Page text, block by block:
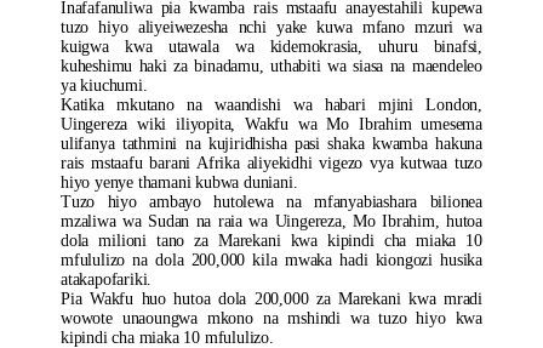
Inafafanuliwa pia kwamba rais mstaafu anayestahili kupewa
tuzo hiyo aliyeiwezesha nchi yake kuwa mfano mzuri wa
kuigwa kwa utawala wa kidemokrasia, uhuru binafsi,
kuheshimu haki za binadamu, uthabiti wa siasa na maendeleo
ya kiuchumi.
Katika mkutano na waandishi wa habari mjini London,
Uingereza wiki iliyopita, Wakfu wa Mo Ibrahim umesema
ulifanya tathmini na kujiridhisha pasi shaka kwamba hakuna
rais mstaafu barani Afrika aliyekidhi vigezo vya kutwaa tuzo
hiyo yenye thamani kubwa duniani.
Tuzo hiyo ambayo hutolewa na mfanyabiashara bilionea
mzaliwa wa Sudan na raia wa Uingereza, Mo Ibrahim, hutoa
dola milioni tano za Marekani kwa kipindi cha miaka 10
mfululizo na dola 200,000 kila mwaka hadi kiongozi husika
atakapofariki.
Pia Wakfu huo hutoa dola 200,000 za Marekani kwa mradi
wowote unaoungwa mkono na mshindi wa tuzo hiyo kwa
kipindi cha miaka 10 mfululizo.